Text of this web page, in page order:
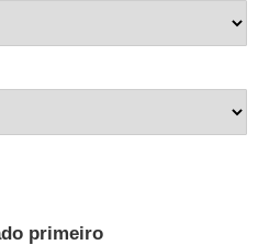
primeiro